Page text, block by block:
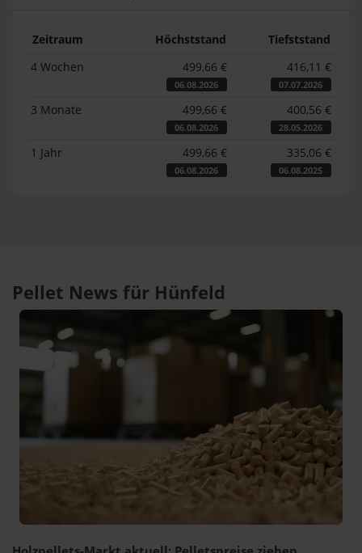
Zeitraum Höchststand
Tiefststand
4 Wochen
499,66 €
06.08.2026
416,11 €
07.07.2026
3 Monate 499,66 €
06.08.2026
400,56 €
28.05.2026
1 Jahr 499,66 €
06.08.2026
335,06 €
06.08.2025
Pellet News für Hünfeld